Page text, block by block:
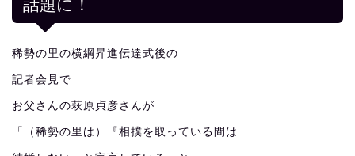
話題に！
稀勢の里の横綱昇進伝達式後の
記者会見で
お父さんの萩原貞彦さんが
「（稀勢の里は）『相撲を取っている間は